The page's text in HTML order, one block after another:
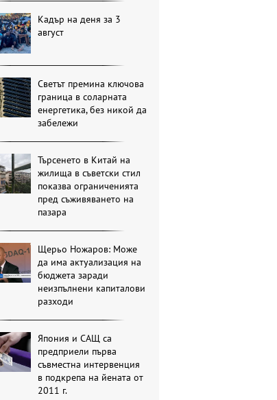
Кадър на деня за 3
август
Светът премина ключова
граница в соларната
енергетика, без никой да
забележи
Търсенето в Китай на
жилища в съветски стил
показва ограниченията
пред съживяването на
пазара
Щерьо Ножаров: Може
да има актуализация на
бюджета заради
неизпълнени капиталови
разходи
Япония и САЩ са
предприели първа
съвместна интервенция
в подкрепа на йената от
2011 г.